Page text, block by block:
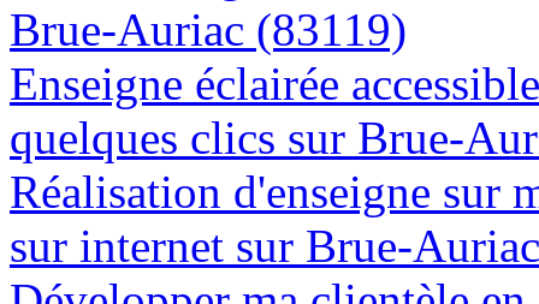
Brue-Auriac (83119)
Enseigne éclairée
quelques clics sur Brue-
Réalisation d'enseigne sur
sur internet sur Brue-